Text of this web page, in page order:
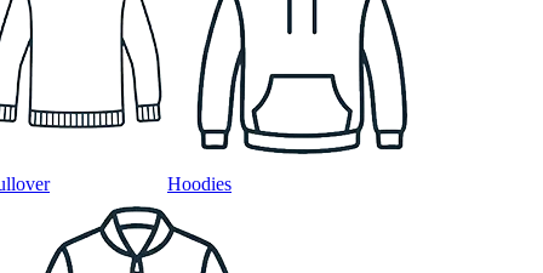
Hoodies